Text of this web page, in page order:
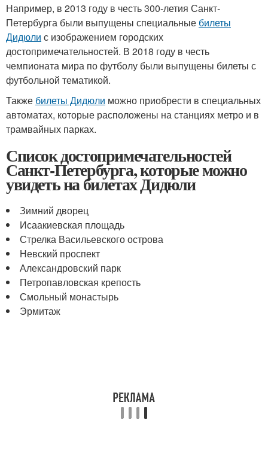
Например, в 2013 году в честь 300-летия Санкт-
Петербурга были выпущены специальные билеты
Дидюли с изображением городских
достопримечательностей. В 2018 году в честь
чемпионата мира по футболу были выпущены билеты с
футбольной тематикой.
Также билеты Дидюли можно приобрести в специальных
автоматах, которые расположены на станциях метро и в
трамвайных парках.
Список достопримечательностей
Санкт-Петербурга, которые можно
увидеть на билетах Дидюли
Зимний дворец
Исаакиевская площадь
Стрелка Васильевского острова
Невский проспект
Александровский парк
Петропавловская крепость
Смольный монастырь
Эрмитаж